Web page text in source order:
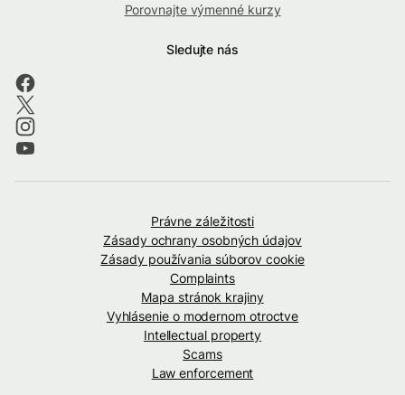
Porovnajte výmenné kurzy
Sledujte nás
Právne záležitosti
Zásady ochrany osobných údajov
Zásady používania súborov cookie
Complaints
Mapa stránok krajiny
Vyhlásenie o modernom otroctve
Intellectual property
Scams
Law enforcement